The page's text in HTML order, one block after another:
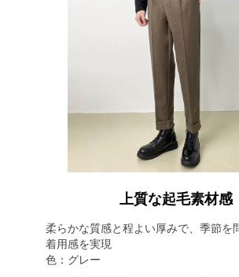
上質な起毛素材感
柔らかな質感と程よい厚みで、季節を
着用感を実現
色：グレー